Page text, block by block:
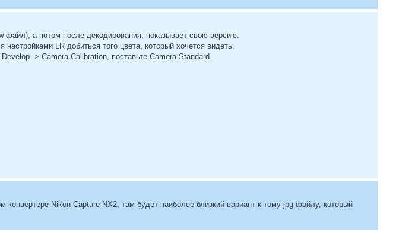
файл), а потом после декодирования, показывает свою версию.
LR добиться того цвета, который хочется видеть.
-> Camera Calibration, поставьте Camera Standard.
Nikon Capture NX2, там будет наиболее близкий вариант к тому jpg файлу, который